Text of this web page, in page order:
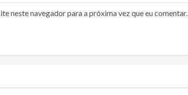
neste navegador para a próxima vez que eu comentar.